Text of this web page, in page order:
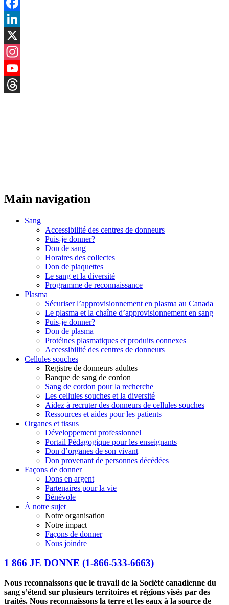
Facebook
LinkedIn
X
Instagram
YouTube
Main navigation
Sang
Accessibilité des centres de donneurs
Puis-je donner?
Don de sang
Horaires des collectes
Don de plaquettes
Le sang et la diversité
Programme de reconnaissance
Plasma
Sécuriser l’approvisionnement en plasma au Canada
Le plasma et la chaîne d’approvisionnement en sang
Puis-je donner?
Don de plasma
Protéines plasmatiques et produits connexes
Accessibilité des centres de donneurs
Cellules souches
Registre de donneurs adultes
Banque de sang de cordon
Sang de cordon pour la recherche
Les cellules souches et la diversité
Aidez à recruter des donneurs de cellules souches
Ressources et aides pour les patients
Organes et tissus
Développement professionnel
Portail Pédagogique pour les enseignants
Don d’organes de son vivant
Don provenant de personnes décédées
Façons de donner
Dons en argent
Partenaires pour la vie
Bénévole
À notre sujet
Notre organisation
Notre impact
Façons de donner
Nous joindre
1 866 JE DONNE (1-866-533-6663)
Nous reconnaissons que le travail de la Société canadienne du
sang s’étend sur plusieurs territoires et régions visés par des
traités. Nous reconnaissons la terre et les eaux à la source de